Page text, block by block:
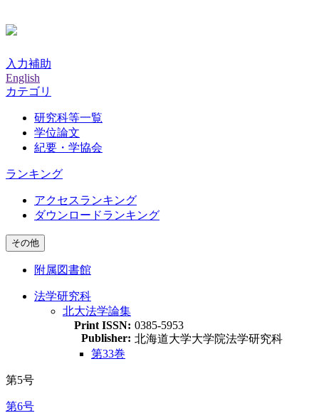
入力補助
English
カテゴリ
研究科等一覧
学位論文
紀要・学協会
ランキング
アクセスランキング
ダウンロードランキング
その他
附属図書館
法学研究科
北大法学論集
Print ISSN: 0385-5953
Publisher: 北海道大学大学院法学研究科
第33巻
第5号
第6号